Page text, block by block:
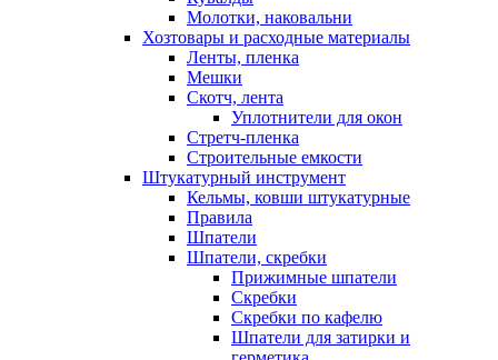
Молотки, наковальни
Хозтовары и расходные материалы
Ленты, пленка
Мешки
Скотч, лента
Уплотнители для окон
Стретч-пленка
Строительные емкости
Штукатурный инструмент
Кельмы, ковши штукатурные
Правила
Шпатели
Шпатели, скребки
Прижимные шпатели
Скребки
Скребки по кафелю
Шпатели для затирки и